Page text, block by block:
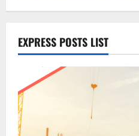
Памятка
EXPRESS POSTS LIST